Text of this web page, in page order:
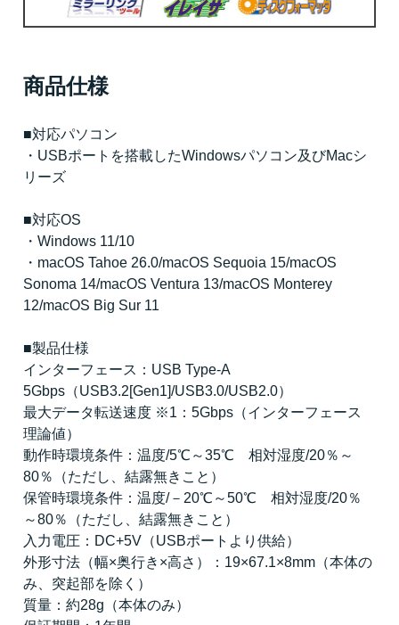
商品仕様
■対応パソコン
・USBポートを搭載したWindowsパソコン及びMacシ
リーズ
■対応OS
・Windows 11/10
・macOS Tahoe 26.0/macOS Sequoia 15/macOS
Sonoma 14/macOS Ventura 13/macOS Monterey
12/macOS Big Sur 11
■製品仕様
インターフェース：USB Type-A
5Gbps（USB3.2[Gen1]/USB3.0/USB2.0）
最大データ転送速度 ※1：5Gbps（インターフェース
理論値）
動作時環境条件：温度/5℃～35℃ 相対湿度/20％～
80％（ただし、結露無きこと）
保管時環境条件：温度/－20℃～50℃ 相対湿度/20％
～80％（ただし、結露無きこと）
入力電圧：DC+5V（USBポートより供給）
外形寸法（幅×奥行き×高さ）：19×67.1×8mm（本体の
み、突起部を除く）
質量：約28g（本体のみ）